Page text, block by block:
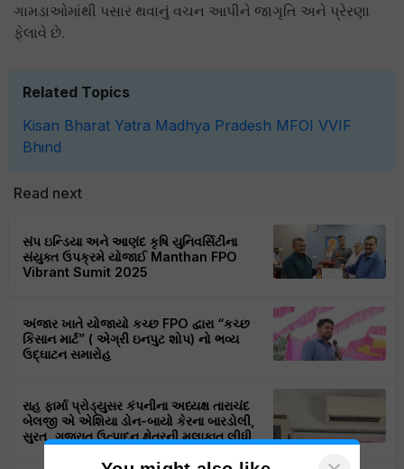
ગામડાઓમાંથી પસાર થવાનું વચન આપીને જાગૃતિ અને પ્રેરણા
ફેલાવે છે.
Related Topics
Kisan Bharat Yatra Madhya Pradesh MFOI VVIF
Bhind
Read next
સંપ ઇન્ડિયા અને આણંદ કૃષિ યુનિવર્સિટીના
સંયુક્ત ઉપક્રમે યોજાઈ Manthan FPO
Vibrant Sumit 2025
અંજાર ખાતે યોજાયો કચ્છ FPO દ્વારા “કચ્છ
કિસાન માર્ટ” ( એગ્રી ઇનપુટ શોપ) નો ભવ્ય
ઉદ્ઘાટન સમારોહ
રાહ ફાર્મા પ્રોડ્યુસર કંપનીના અધ્યક્ષ તારાચંદ
બેલજી એ એશિયા ડોન-બાયો કેરના બારડોલી,
સુરત, ગુજરાત ઉત્પાદન ક્ષેત્રની મુલાકાત લીધી.